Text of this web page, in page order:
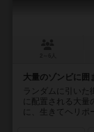
大量のゾンビに囲
ランダムに引い
に配置される大量
に、生きてヘリポ